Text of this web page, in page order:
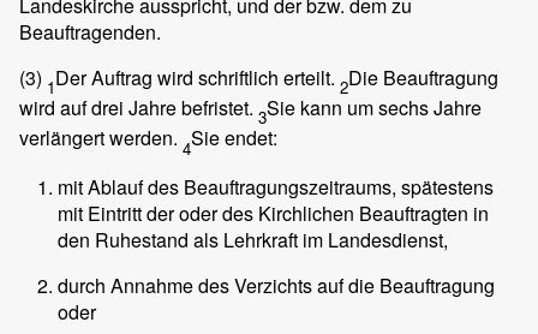
Beauftragenden.
(3) 1Der Auftrag wird schriftlich erteilt. 2Die Beauftragung
wird auf drei Jahre befristet. 3Sie kann um sechs Jahre
verlängert werden. 4Sie endet:
mit Ablauf des Beauftragungszeitraums, spätestens
mit Eintritt der oder des Kirchlichen Beauftragten in
den Ruhestand als Lehrkraft im Landesdienst,
durch Annahme des Verzichts auf die Beauftragung
oder